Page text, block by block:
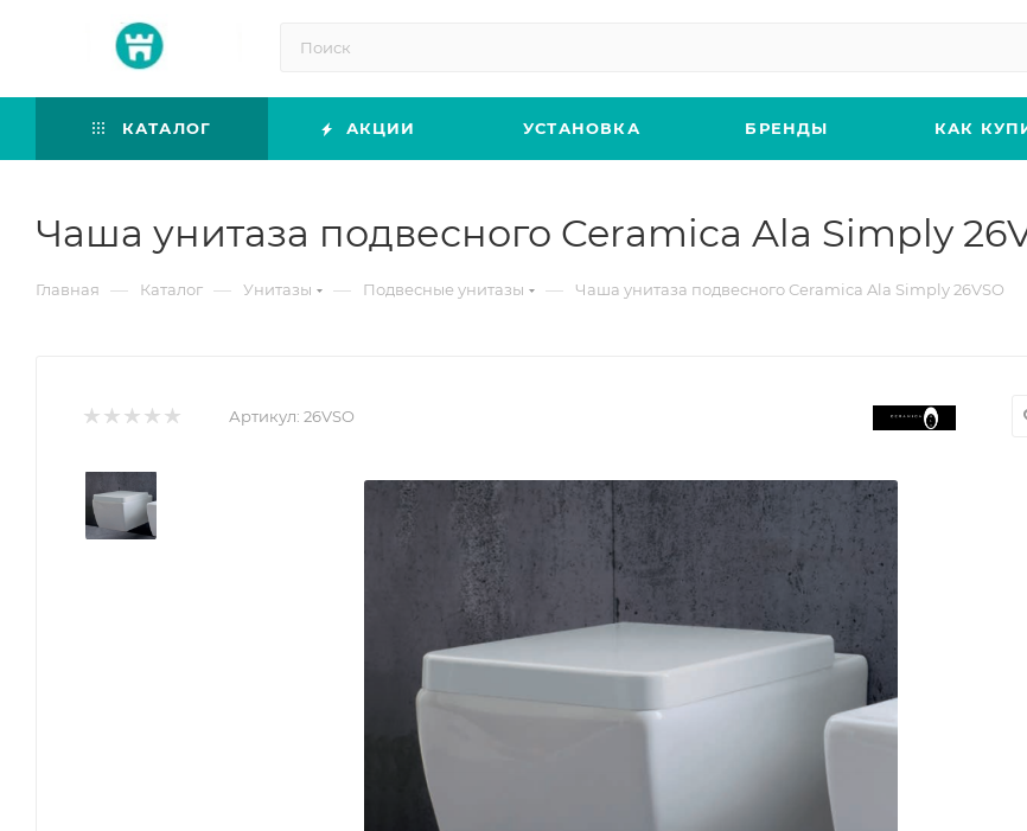
КАТАЛОГ АКЦИИ УСТАНОВКА БРЕНДЫ КАК
Чаша унитаза подвесного Ceramica Ala Simply
Главная — Каталог — Унитазы — Подвесные унитазы — Чаша унитаза подвесного Ceramica Ala Simply 26VSO
Артикул: 26VSO